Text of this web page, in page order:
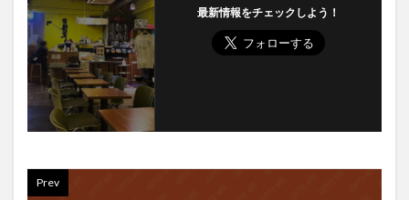
最新情報をチェックしよう！
Prev